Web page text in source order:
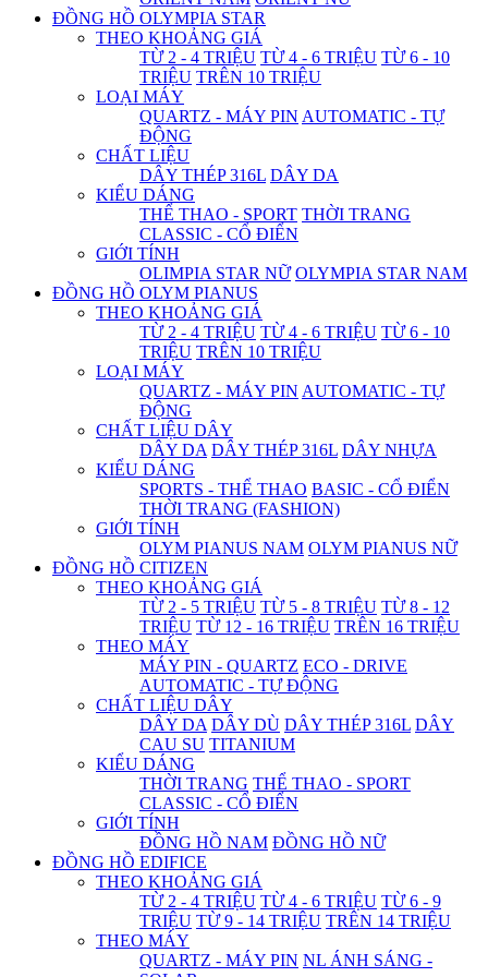
ĐỒNG HỒ OLYMPIA STAR
THEO KHOẢNG GIÁ
TỪ 2 - 4 TRIỆU TỪ 4 - 6 TRIỆU TỪ 6 - 10
TRIỆU TRÊN 10 TRIỆU
LOẠI MÁY
QUARTZ - MÁY PIN AUTOMATIC - TỰ
ĐỘNG
CHẤT LIỆU
DÂY THÉP 316L DÂY DA
KIỂU DÁNG
THỂ THAO - SPORT THỜI TRANG
CLASSIC - CỔ ĐIỂN
GIỚI TÍNH
OLIMPIA STAR NỮ OLYMPIA STAR NAM
ĐỒNG HỒ OLYM PIANUS
THEO KHOẢNG GIÁ
TỪ 2 - 4 TRIỆU TỪ 4 - 6 TRIỆU TỪ 6 - 10
TRIỆU TRÊN 10 TRIỆU
LOẠI MÁY
QUARTZ - MÁY PIN AUTOMATIC - TỰ
ĐỘNG
CHẤT LIỆU DÂY
DÂY DA DÂY THÉP 316L DÂY NHỰA
KIỂU DÁNG
SPORTS - THỂ THAO BASIC - CỔ ĐIỂN
THỜI TRANG (FASHION)
GIỚI TÍNH
OLYM PIANUS NAM OLYM PIANUS NỮ
ĐỒNG HỒ CITIZEN
THEO KHOẢNG GIÁ
TỪ 2 - 5 TRIỆU TỪ 5 - 8 TRIỆU TỪ 8 - 12
TRIỆU TỪ 12 - 16 TRIỆU TRÊN 16 TRIỆU
THEO MÁY
MÁY PIN - QUARTZ ECO - DRIVE
AUTOMATIC - TỰ ĐỘNG
CHẤT LIỆU DÂY
DÂY DA DÂY DÙ DÂY THÉP 316L DÂY
CAU SU TITANIUM
KIỂU DÁNG
THỜI TRANG THỂ THAO - SPORT
CLASSIC - CỔ ĐIỂN
GIỚI TÍNH
ĐỒNG HỒ NAM ĐỒNG HỒ NỮ
ĐỒNG HỒ EDIFICE
THEO KHOẢNG GIÁ
TỪ 2 - 4 TRIỆU TỪ 4 - 6 TRIỆU TỪ 6 - 9
TRIỆU TỪ 9 - 14 TRIỆU TRÊN 14 TRIỆU
THEO MÁY
QUARTZ - MÁY PIN NL ÁNH SÁNG -